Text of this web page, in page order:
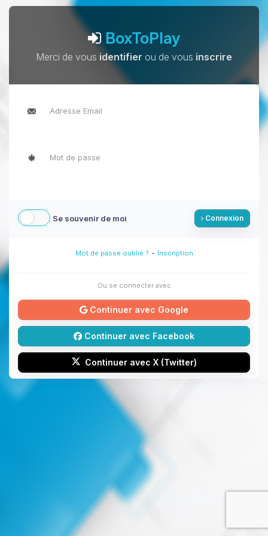
BoxToPlay
Merci de vous identifier ou de vous inscrire
Se souvenir de moi Connexion
Mot de passe oublié ? - Inscription
Ou se connecter avec
Continuer avec Google
Continuer avec Facebook
Continuer avec X (Twitter)